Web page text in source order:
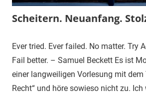
Scheitern. Neuanfang.
Ever tried. Ever failed. No matter. Try
Fail better. – Samuel Beckett Es ist
einer langweiligen Vorlesung mit
Recht“ und höre sowieso nicht zu.